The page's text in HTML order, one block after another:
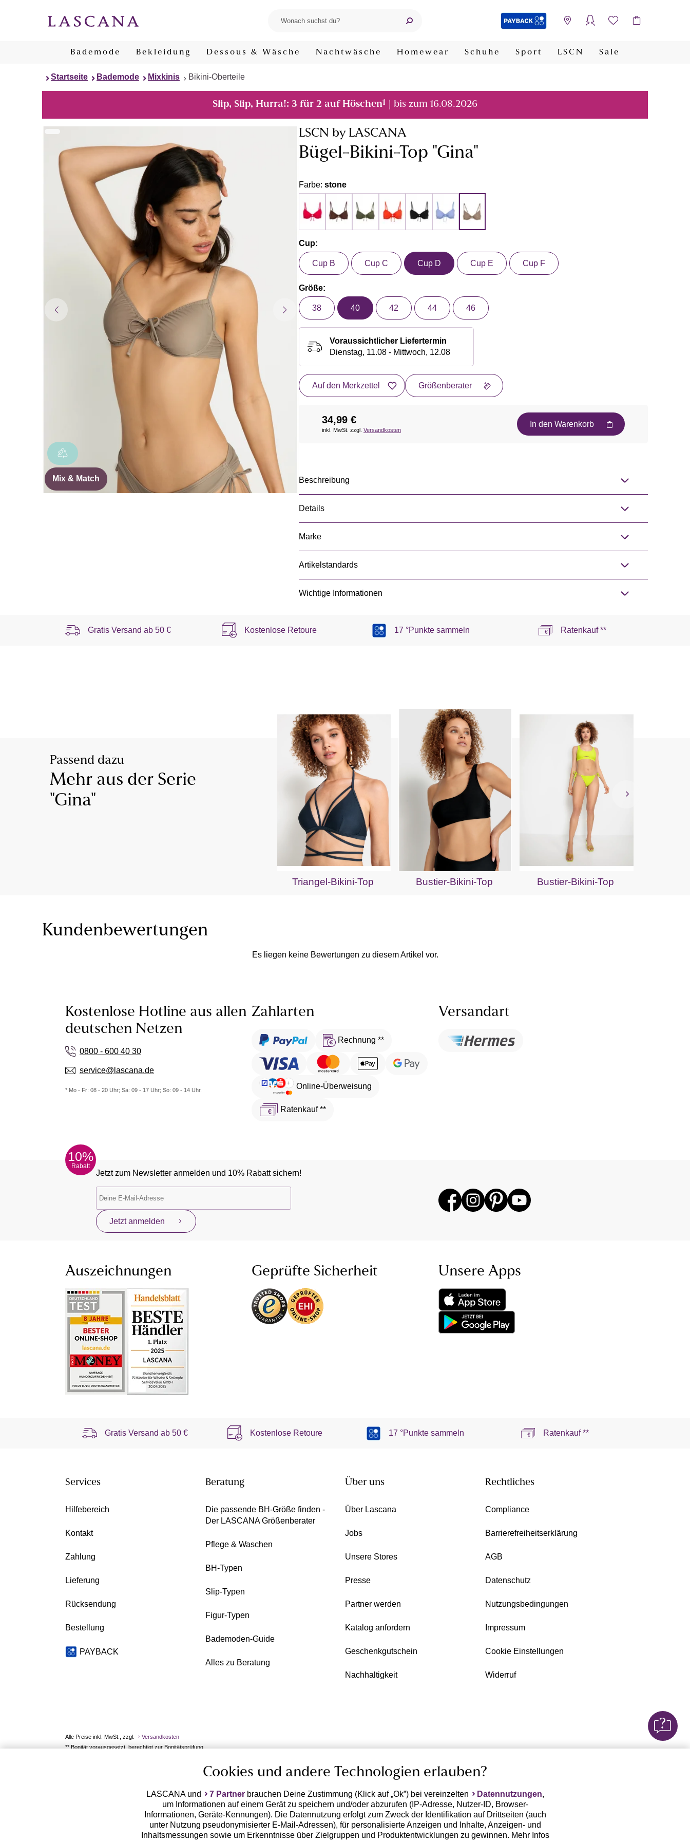
Bademode Bekleidung Dessous & Wäsche Nachtwäsche Homewear Schuhe Sport LSCN Sale
Startseite Bademode Mixkinis Bikini-Oberteile
Slip, Slip, Hurra!: 3 für 2 auf Höschen1 | bis zum 16.08.2026
Mix & Match
LSCN by LASCANA
Bügel-Bikini-Top "Gina"
Farbe: stone
Cup:
Cup B Cup C Cup D Cup E Cup F
Größe:
38 40 42 44 46
Voraussichtlicher Liefertermin
Dienstag, 11.08 - Mittwoch, 12.08
Auf den Merkzettel Größenberater
34,99 €
inkl. MwSt. zzgl. Versandkosten
In den Warenkorb
Beschreibung
Details
Marke
Artikelstandards
Wichtige Informationen
Gratis Versand ab 50 € Kostenlose Retoure 17 °Punkte sammeln Ratenkauf **
Passend dazu
Mehr aus der Serie
"Gina"
Triangel-Bikini-Top Bustier-Bikini-Top Bustier-Bikini-Top
Kundenbewertungen
Es liegen keine Bewertungen zu diesem Artikel vor.
Kostenlose Hotline aus allen
deutschen Netzen
0800 - 600 40 30
service@lascana.de
* Mo - Fr: 08 - 20 Uhr; Sa: 09 - 17 Uhr; So: 09 - 14 Uhr.
Zahlarten
Rechnung **
Online-Überweisung
Ratenkauf **
Versandart
10%
Rabatt
Jetzt zum Newsletter anmelden und 10% Rabatt sichern!
Jetzt anmelden
Auszeichnungen Geprüfte Sicherheit Unsere Apps
Gratis Versand ab50 € Kostenlose Retoure 17 °Punkte sammeln Ratenkauf **
Services
Hilfebereich
Kontakt
Zahlung
Lieferung
Rücksendung
Bestellung
PAYBACK
Beratung
Die passende BH-Größe finden -
Der LASCANA Größenberater
Pflege & Waschen
BH-Typen
Slip-Typen
Figur-Typen
Bademoden-Guide
Alles zu Beratung
Über uns
Über Lascana
Jobs
Unsere Stores
Presse
Partner werden
Katalog anfordern
Geschenkgutschein
Nachhaltigkeit
Rechtliches
Compliance
Barrierefreiheitserklärung
AGB
Datenschutz
Nutzungsbedingungen
Impressum
Cookie Einstellungen
Widerruf
Alle Preise inkl. MwSt., zzgl.
Versandkosten
** Bonität vorausgesetzt, berechtigt zur Bonitätsprüfung
Cookies und andere Technologien erlauben?
LASCANA und 7 Partnerbrauchen Deine Zustimmung (Klick auf „Ok”) bei vereinzelten Datennutzungen,
um Informationen auf einem Gerät zu speichern und/oder abzurufen (IP-Adresse, Nutzer-ID, Browser-
Informationen, Geräte-Kennungen). Die Datennutzung erfolgt zum Zweck der Identifikation auf Drittseiten (auch
unter Nutzung pseudonymisierter E-Mail-Adressen), für personalisierte Anzeigen und Inhalte, Anzeigen- und
Inhaltsmessungen sowie um Erkenntnisse über Zielgruppen und Produktentwicklungen zu gewinnen. Mehr Infos